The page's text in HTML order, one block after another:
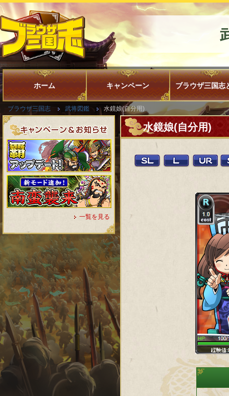
ホーム キャンペーン ブラウザ三国志
ブラウザ三国志 武将図鑑 水鏡娘(自分用)
一覧を見る
水鏡娘(自分用)